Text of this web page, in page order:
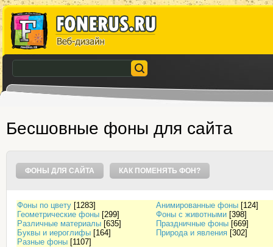
Бесшовные фоны для сайта
ФОНЫ ДЛЯ САЙТА КАК ПОМЕНЯТЬ ФОН?
Фоны по цвету [1283] Анимированные фоны [124]
Геометрические фоны [299] Фоны с животными [398]
Различные материалы [635] Праздничные фоны [669]
Буквы и иероглифы [164] Природа и явления [302]
Разные фоны [1107]